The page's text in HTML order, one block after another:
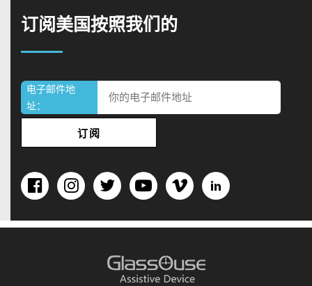
订阅美国按照我们的
电子邮件地
址：